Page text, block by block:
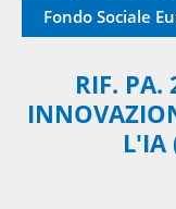
Fondo Sociale
RIF. PA.
L'IA